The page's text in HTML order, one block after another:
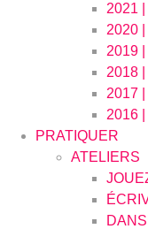
2021
2020
2019
2018
2017
2016
PRATIQUER
ATELIERS